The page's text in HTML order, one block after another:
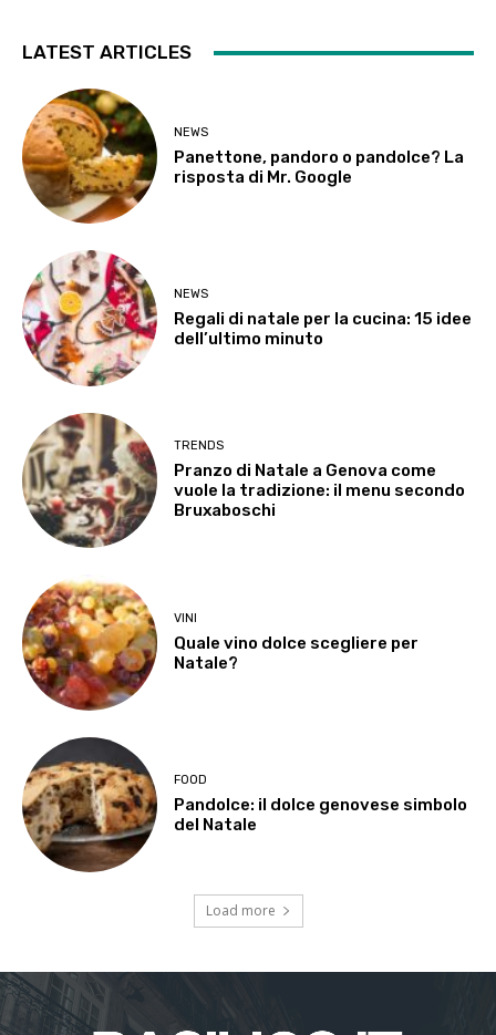
LATEST ARTICLES
NEWS
Panettone, pandoro o pandolce? La
risposta di Mr. Google
NEWS
Regali di natale per la cucina: 15 idee
dell’ultimo minuto
TRENDS
Pranzo di Natale a Genova come
vuole la tradizione: il menu secondo
Bruxaboschi
VINI
Quale vino dolce scegliere per
Natale?
FOOD
Pandolce: il dolce genovese simbolo
del Natale
Load more